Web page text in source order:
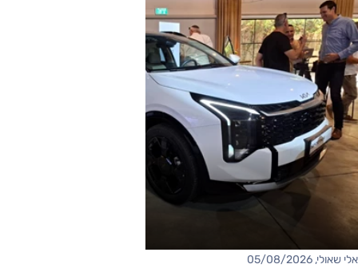
אלי שאולי, 05/08/2026